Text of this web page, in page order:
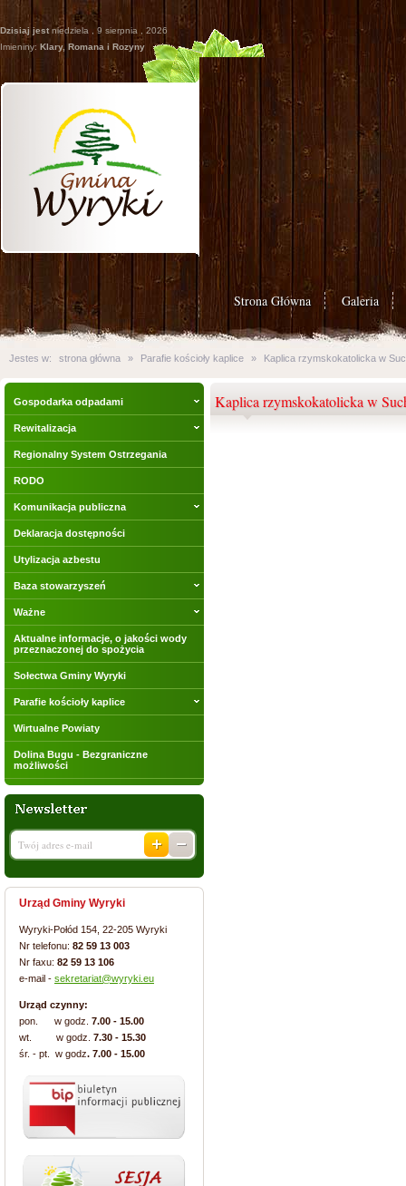
Dzisiaj jest niedziela , 9 sierpnia , 2026
Imieniny: Klary, Romana i Rozyny
Strona Główna Galeria
Jestes w: strona główna » Parafie kościoły kaplice » Kaplica rzymskokatolicka w
Gospodarka odpadami
Rewitalizacja
Regionalny System Ostrzegania
RODO
Komunikacja publiczna
Deklaracja dostępności
Utylizacja azbestu
Baza stowarzyszeń
Ważne
Aktualne informacje, o jakości wody
przeznaczonej do spożycia
Sołectwa Gminy Wyryki
Parafie kościoły kaplice
Wirtualne Powiaty
Dolina Bugu - Bezgraniczne
możliwości
Urząd Gminy Wyryki
Wyryki-Połód 154, 22-205 Wyryki
Nr telefonu: 82 59 13 003
Nr faxu: 82 59 13 106
e-mail - sekretariat@wyryki.eu
Urząd czynny:
pon. w godz. 7.00 - 15.00
wt. w godz. 7.30 - 15.30
śr. - pt. w godz. 7.00 - 15.00
Kaplica rzymskokatolicka w